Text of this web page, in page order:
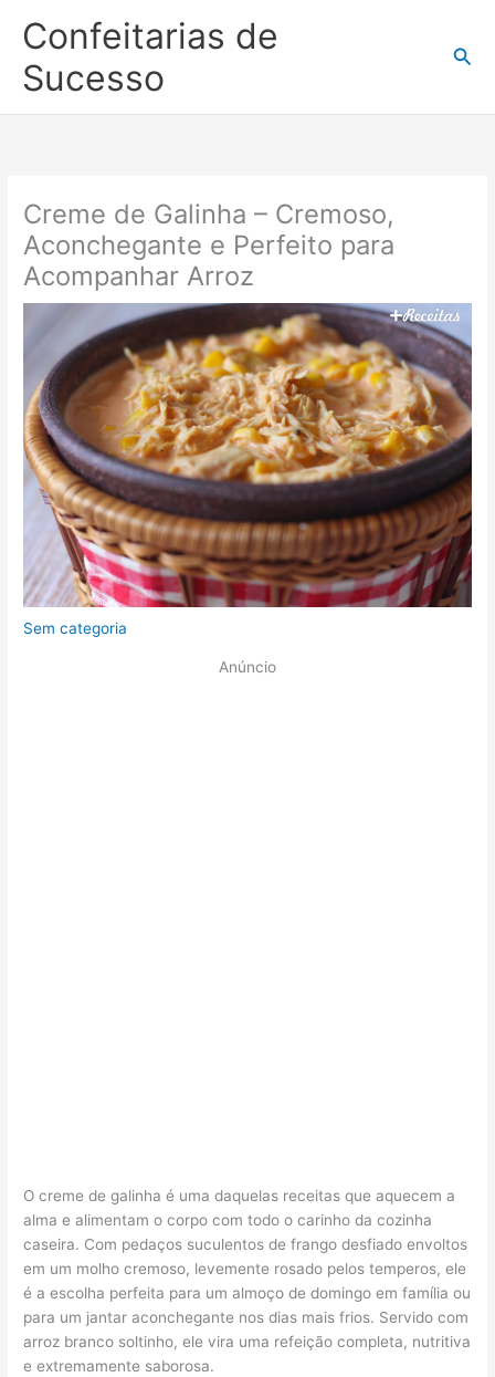
para
conteúdo
Confeitarias de
Sucesso
Creme de Galinha – Cremoso,
Aconchegante e Perfeito para
Acompanhar Arroz
Sem categoria
Anúncio
O creme de galinha é uma daquelas receitas que aquecem a
alma e alimentam o corpo com todo o carinho da cozinha
caseira. Com pedaços suculentos de frango desfiado envoltos
em um molho cremoso, levemente rosado pelos temperos, ele
é a escolha perfeita para um almoço de domingo em família ou
para um jantar aconchegante nos dias mais frios. Servido com
arroz branco soltinho, ele vira uma refeição completa, nutritiva
e extremamente saborosa.